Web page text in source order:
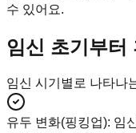
수 있어요.
임신 초기부터
임신 시기별로 나타나
유두 변화(핑킹업): 임